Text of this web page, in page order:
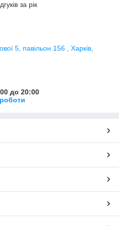
за рік
5, павільон 156 , Харків,
до 20:00